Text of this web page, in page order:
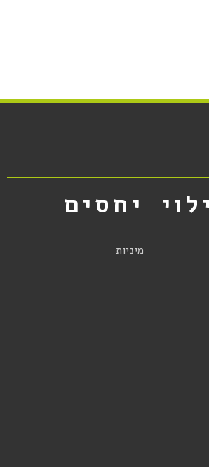
יחסים
מיניות